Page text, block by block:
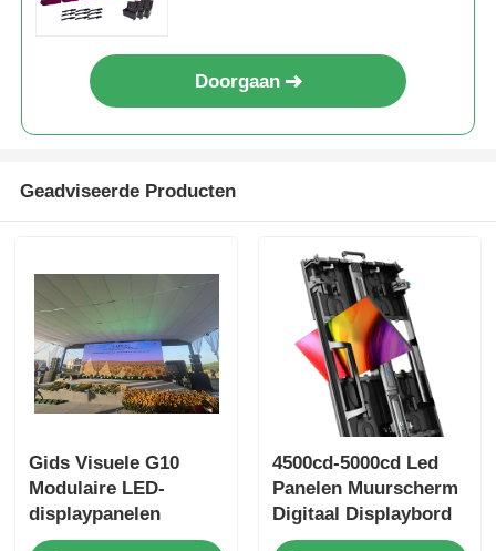
Doorgaan
Geadviseerde Producten
Gids Visuele G10
Modulaire LED-
displaypanelen
Custom LED-scherm
4500cd-5000cd Led
Panelen Muurscherm
Digitaal Displaybord
Voor Buitenreclame